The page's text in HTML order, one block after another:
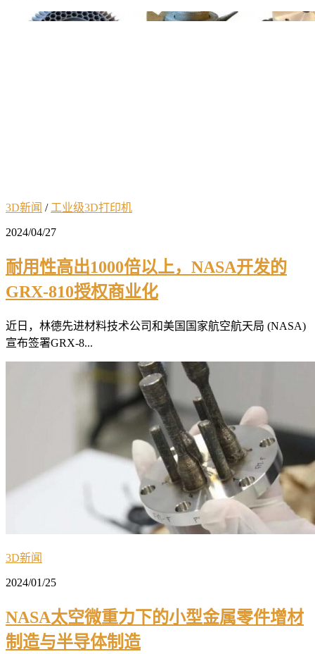
3D新闻 /工业级3D打印机
2024/04/27
耐用性高出1000倍以上，NASA开发的
GRX-810授权商业化
近日，林德先进材料技术公司和美国国家航空航天局 (NASA)
宣布签署GRX-8...
3D新闻
2024/01/25
NASA太空微重力下的小型金属零件增材
制造与半导体制造